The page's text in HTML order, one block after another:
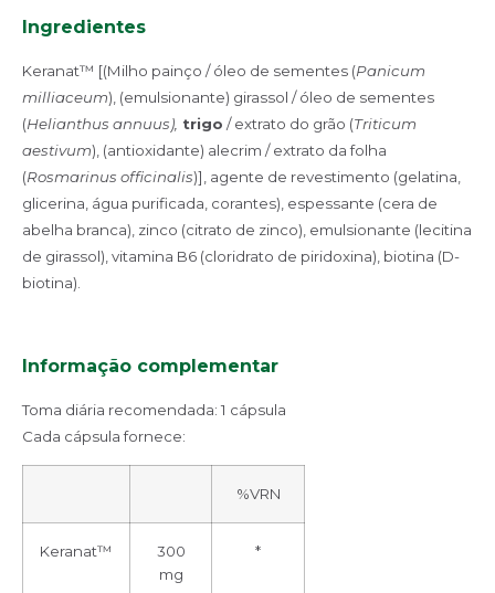
Ingredientes
Keranat™ [(Milho painço / óleo de sementes (Panicum
milliaceum), (emulsionante) girassol / óleo de sementes
(Helianthus annuus), trigo / extrato do grão (Triticum
aestivum), (antioxidante) alecrim / extrato da folha
(Rosmarinus officinalis)], agente de revestimento (gelatina,
glicerina, água purificada, corantes), espessante (cera de
abelha branca), zinco (citrato de zinco), emulsionante (lecitina
de girassol), vitamina B6 (cloridrato de piridoxina), biotina (D-
biotina).
Informação complementar
Toma diária recomendada: 1 cápsula
Cada cápsula fornece:
%VRN
Keranat™
300
mg
*